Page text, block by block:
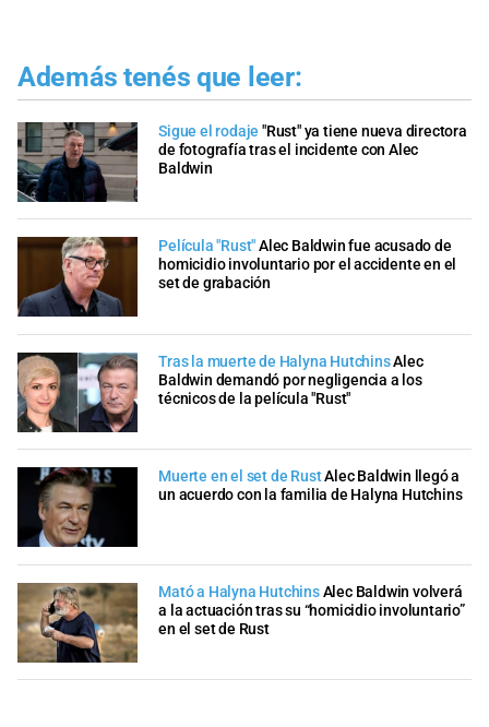
Además tenés que leer:
Sigue el rodaje "Rust" ya tiene nueva directora
de fotografía tras el incidente con Alec
Baldwin
Película "Rust"Alec Baldwin fue acusado de
homicidio involuntario por el accidente en el
set de grabación
Tras la muerte de Halyna HutchinsAlec
Baldwin demandó por negligencia a los
técnicos de la película "Rust"
Muerte en el set de RustAlec Baldwin llegó a
un acuerdo con la familia de Halyna Hutchins
Mató a Halyna HutchinsAlec Baldwin volverá
a la actuación tras su “homicidio involuntario”
en el set de Rust